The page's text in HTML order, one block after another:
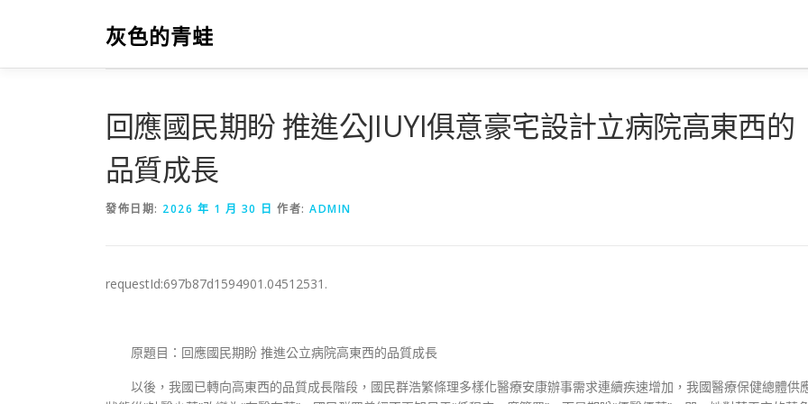
要
灰色的青蛙
回應國民期盼 推進公JIUYI俱意豪宅設計立病院高東西的
品質成長
發佈日期: 2026 年 1 月 30 日 作者: ADMIN
requestId:697b87d1594901.04512531.
原題目：回應國民期盼 推進公立病院高東西的品質成長
以後，我國已轉向高東西的品質成長階段，國民群浩繁條理多樣化醫療安康辦事需求連續疾速增加，我國醫療保健總體供